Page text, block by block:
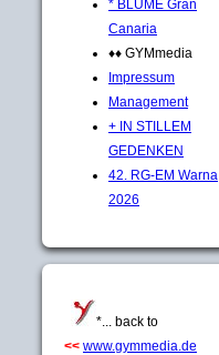
* BLUME Gran
Canaria
♦♦ GYMmedia
Impressum
Management
+ IN STILLEM
GEDENKEN
42. RG-EM Warna
2026
*... back to
<< www.gymmedia.de